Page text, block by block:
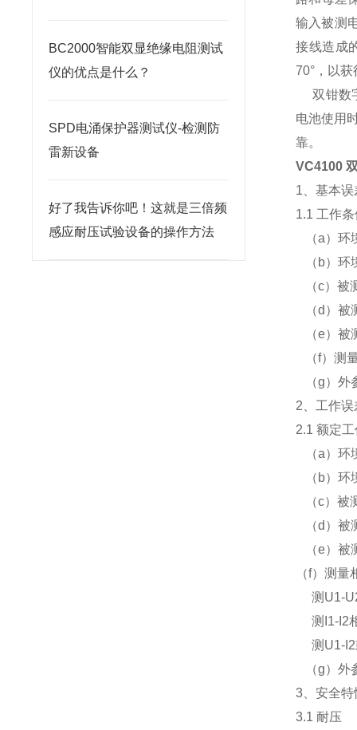
BC2000智能双显绝缘电阻测试
仪的优点是什么？
SPD电涌保护器测试仪-检测防
雷新设备
好了我告诉你吧！这就是三倍频
感应耐压试验设备的操作方法
输入被测
接线造成
70°，以
双钳数
电池使用
靠。
VC4100
1、基本误
1.1 工作
（a）环
（b）环
（c）被
（d）被
（e）被
（f）测
（g）外
2、工作误
2.1 额定
（a）环
（b）环
（c）被
（d）被
（e）被
（f）测
测U1-
测I1-I2
测U1-I2
（g）外
3、安全特
3.1 耐压